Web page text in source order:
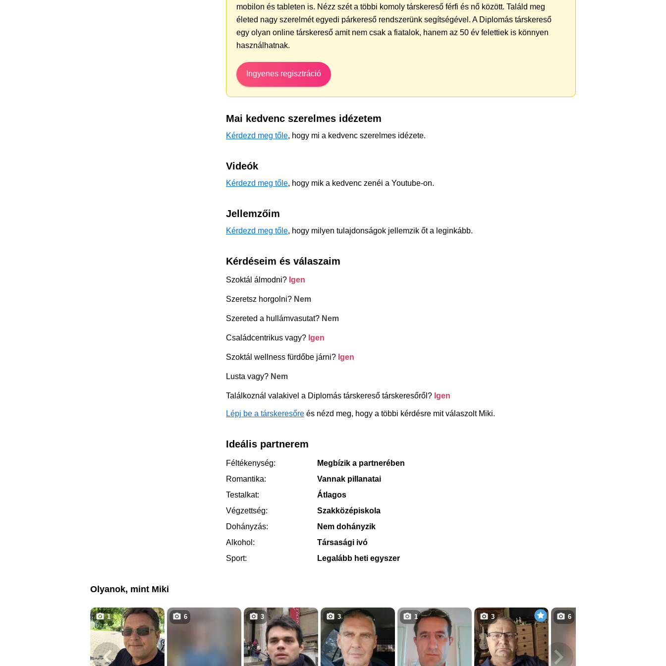
mobilon és tableten is. Nézz szét a többi komoly társkereső férfi és nő között. Találd meg
életed nagy szerelmét egyedi párkereső rendszerünk segítségével. A Diplomás társkereső
egy olyan online társkereső amit nem csak a fiatalok, hanem az 50 év felettiek is könnyen
használhatnak.
Ingyenes regisztráció
Mai kedvenc szerelmes idézetem
Kérdezd meg tőle, hogy mi a kedvenc szerelmes idézete.
Videók
Kérdezd meg tőle, hogy mik a kedvenc zenéi a Youtube-on.
Jellemzőim
Kérdezd meg tőle, hogy milyen tulajdonságok jellemzik őt a leginkább.
Kérdéseim és válaszaim
Szoktál álmodni? Igen
Szeretsz horgolni? Nem
Szereted a hullámvasutat? Nem
Családcentrikus vagy? Igen
Szoktál wellness fürdőbe járni? Igen
Lusta vagy? Nem
Találkoznál valakivel a Diplomás társkereső társkeresőről? Igen
Lépj be a társkeresőre és nézd meg, hogy a többi kérdésre mit válaszolt Miki.
Ideális partnerem
Féltékenység:
Megbízik a partnerében
Romantika:
Vannak pillanatai
Testalkat:
Átlagos
Végzettség:
Szakközépiskola
Dohányzás:
Nem dohányzik
Alkohol:
Társasági ivó
Sport:
Legalább heti egyszer
Olyanok, mint Miki
1 6 3 3 1 3 6